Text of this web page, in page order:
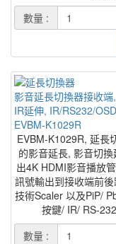
數量 :
影音延長切換器接收
IR延伸, IR/RS232/
EVBM-K1029R
EVBM-K1029R, 延長
的影音延長, 影音切
出4K HDMI影音播放
訊號輸出到接收端前
技術Scaler 以及PiP/
按鍵/ IR/ RS-
數量 :